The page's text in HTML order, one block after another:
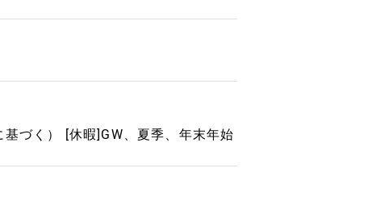
づく） [休暇]GW、夏季、年末年始